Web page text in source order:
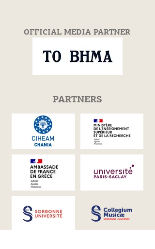
OFFICIAL MEDIA PARTNER
PARTNERS